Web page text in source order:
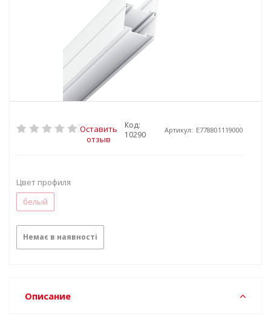
Оставить
отзыв
Код:
10290
Артикул: E778801119000
Цвет профиля
белый
Немає в наявності
Описание